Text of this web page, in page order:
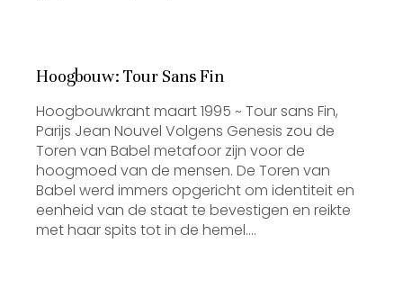
Hoogbouw: Tour Sans Fin
Hoogbouwkrant maart 1995 ~ Tour sans Fin,
Parijs Jean Nouvel Volgens Genesis zou de
Toren van Babel metafoor zijn voor de
hoogmoed van de mensen. De Toren van
Babel werd immers opgericht om identiteit en
eenheid van de staat te bevestigen en reikte
met haar spits tot in de hemel.…